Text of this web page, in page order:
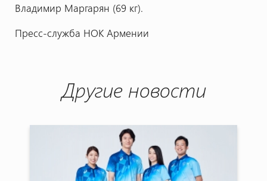
Владимир Маргарян (69 кг).
Пресс-служба НОК Армении
Другие новости